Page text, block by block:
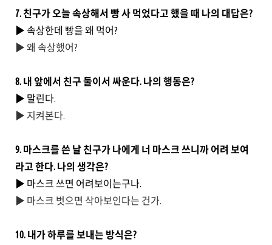
7. 친구가 오늘 속상해서 빵 사 먹었다고 했을 때 나의 대답은?
▶ 속상한데 빵을 왜 먹어?
▶ 왜 속상했어?
8. 내 앞에서 친구 둘이서 싸운다. 나의 행동은?
▶ 말린다.
▶ 지켜본다.
9. 마스크를 쓴 날 친구가 나에게 너 마스크 쓰니까 어려 보여
라고 한다. 나의 생각은?
▶ 마스크 쓰면 어려보이는구나.
▶ 마스크 벗으면 삭아보인다는 건가.
10. 내가 하루를 보내는 방식은?